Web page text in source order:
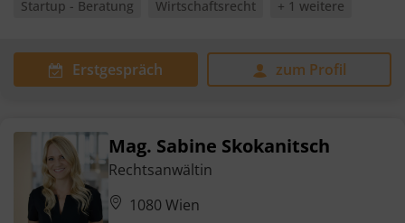
Startup - Beratung
Wirtschaftsrecht + 1 weitere
Erstgespräch zum Profil
Mag. Sabine Skokanitsch
Rechtsanwältin
1080 Wien